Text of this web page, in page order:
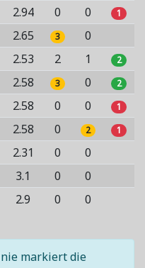
2.94 0 0 1
2.65 3
0
2.53 2 1 2
2.58 3 0 2
2.58 0 0 1
2.58 0 2 1
2.31 0
0
3.1 0
0
2.9 0 0
markiert die